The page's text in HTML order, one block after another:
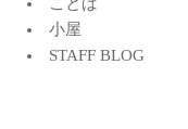
小屋
STAFF BLOG